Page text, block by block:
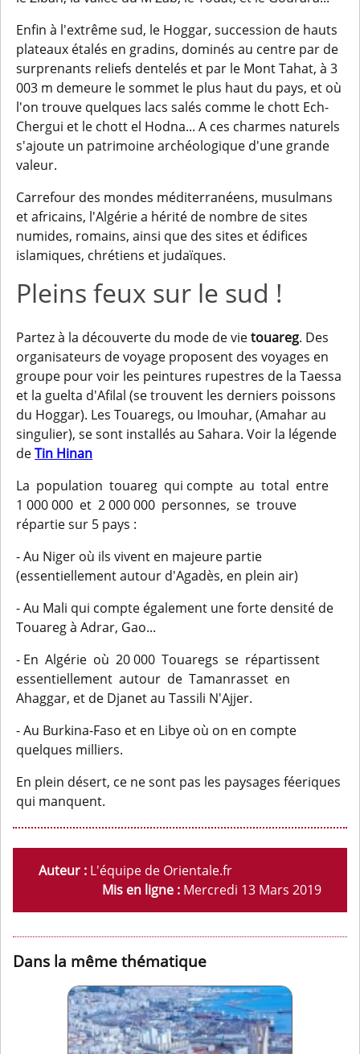
Enfin à l'extrême sud, le Hoggar, succession de hauts
plateaux étalés en gradins, dominés au centre par de
surprenants reliefs dentelés et par le Mont Tahat, à 3
003 m demeure le sommet le plus haut du pays, et où
l'on trouve quelques lacs salés comme le chott Ech-
Chergui et le chott el Hodna... A ces charmes naturels
s'ajoute un patrimoine archéologique d'une grande
valeur.
Carrefour des mondes méditerranéens, musulmans
et africains, l'Algérie a hérité de nombre de sites
numides, romains, ainsi que des sites et édifices
islamiques, chrétiens et judaïques.
Pleins feux sur le sud !
Partez à la découverte du mode de vietouareg. Des
organisateurs de voyage proposent des voyages en
groupe pour voir les peintures rupestres de la Taessa
et la guelta d'Afilal (se trouvent les derniers poissons
du Hoggar). Les Touaregs, ou Imouhar, (Amahar au
singulier), se sont installés au Sahara. Voir la légende
deTin Hinan
La population touareg qui compte au total entre
1 000 000 et 2 000 000 personnes, se trouve
répartie sur 5 pays :
- Au Niger où ils vivent en majeure partie
(essentiellement autour d'Agadès, en plein air)
- Au Mali qui compte également une forte densité de
Touareg à Adrar, Gao...
- En Algérie où 20 000 Touaregs se répartissent
essentiellement autour de Tamanrasset en
Ahaggar, et de Djanet au Tassili N'Ajjer.
- Au Burkina-Faso et en Libye où on en compte
quelques milliers.
En plein désert, ce ne sont pas les paysages féeriques
qui manquent.
Auteur : L'équipe de Orientale.fr
Mis en ligne : Mercredi 13 Mars 2019
Dans la même thématique